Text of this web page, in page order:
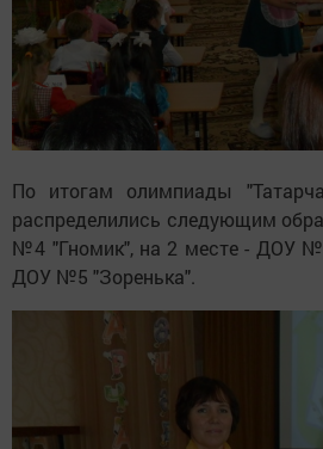
По итогам олимпиады
распределились следующим
№4 "Гномик", на 2 месте - ДОУ
ДОУ №5 "Зоренька".